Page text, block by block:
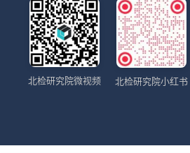
北检研究院微视频 北检研究院小红书